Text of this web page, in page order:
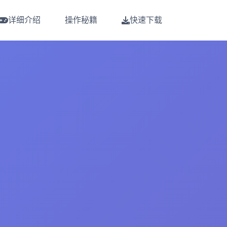
详细介绍 操作秘籍 快速下载